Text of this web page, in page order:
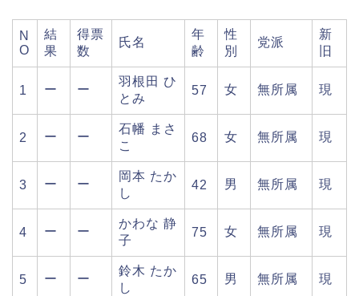
N
O
結
果
得票
数
氏名
年
齢
性
別
党派
新
旧
1 ー ー
羽根田 ひ
とみ
57 女 無所属 現
2 ー ー
石幡 まさ
こ
68 女 無所属 現
3 ー ー
岡本 たか
し
42 男 無所属 現
4 ー ー
かわな 静
子
75 女 無所属 現
5 ー ー
鈴木 たか
し
65 男 無所属 現